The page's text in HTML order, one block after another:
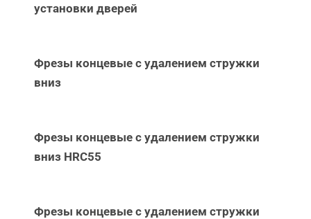
установки дверей
Фрезы концевые с удалением стружки
вниз
Фрезы концевые с удалением стружки
вниз НRC55
Фрезы концевые с удалением стружки